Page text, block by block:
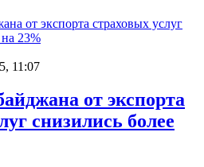
11:07
от экспорта
снизились более